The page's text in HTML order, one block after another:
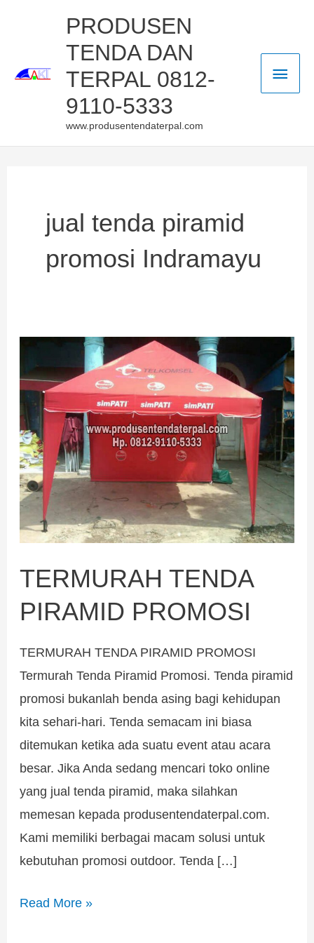
PRODUSEN
TENDA DAN
TERPAL 0812-
9110-5333
www.produsentendaterpal.com
jual tenda piramid
promosi Indramayu
TERMURAH TENDA
PIRAMID PROMOSI
TERMURAH TENDA PIRAMID PROMOSI
Termurah Tenda Piramid Promosi. Tenda piramid
promosi bukanlah benda asing bagi kehidupan
kita sehari-hari. Tenda semacam ini biasa
ditemukan ketika ada suatu event atau acara
besar. Jika Anda sedang mencari toko online
yang jual tenda piramid, maka silahkan
memesan kepada produsentendaterpal.com.
Kami memiliki berbagai macam solusi untuk
kebutuhan promosi outdoor. Tenda […]
TERMURAH
TENDA
PIRAMID
PROMOSI
Read More »